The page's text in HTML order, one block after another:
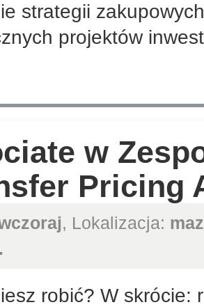
strategii
projektów
w
Pricing
, Lokalizacja:
robić? W skrócie: